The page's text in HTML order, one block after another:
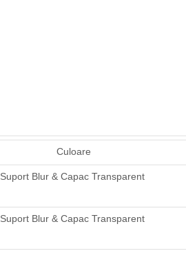
Culoare
Suport Blur & Capac Transparent
Suport Blur & Capac Transparent